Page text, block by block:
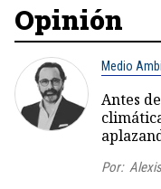
Opinión
Medio
Antes
Por: